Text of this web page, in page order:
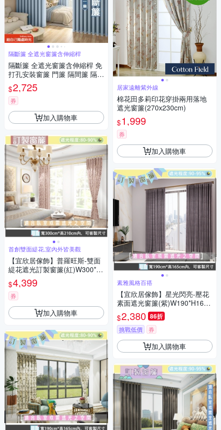
隔斷簾 全遮光窗簾含伸縮桿
隔斷簾 全遮光窗簾含伸縮桿 免
打孔安裝窗簾 門簾 隔間簾 隔熱
窗簾（適用牆寬190-240cm）
$2,725
券
加入購物車
首創雙面緹花,室內外皆美觀
【宜欣居傢飾】普羅旺斯-雙面
緹花遮光訂製窗簾(紅)W300*H
210cm以內*2片/台灣製
$4,399
券
加入購物車
居家遠離紫外線
棉花田多莉印花穿掛兩用落地
遮光窗簾(270x230cm)
$1,999
券
加入購物車
素雅風格百搭
【宜欣居傢飾】星光閃亮-壓花
素面遮光窗簾(紫)W190*H165c
m以內(可指定尺寸)*2片/遮光/
摺景/半腰/窗簾/台灣製MIT
$2,380 86折
挑戰低價 券
加入購物車